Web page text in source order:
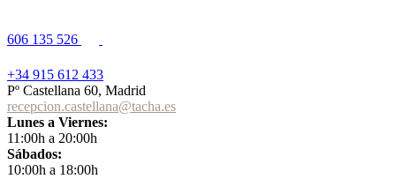
606 135 526
+34 915 612 433
Pº Castellana 60, Madrid
recepcion.castellana@tacha.es
Lunes a Viernes:
11:00h a 20:00h
Sábados:
10:00h a 18:00h